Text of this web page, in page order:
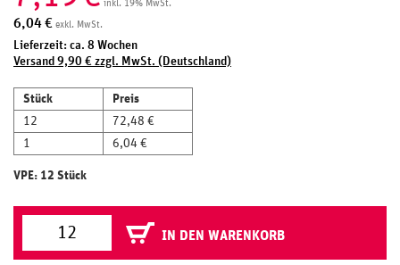
inkl. 19% MwSt.
6,04€ exkl. MwSt.
Lieferzeit: ca. 8 Wochen
Versand 9,90 € zzgl. MwSt. (Deutschland)
Stück
Preis
12
72,48 €
1
6,04 €
VPE: 12 Stück
IN DEN WARENKORB